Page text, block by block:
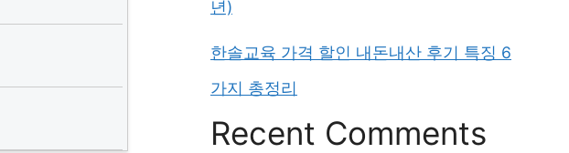
년)
한솔교육 가격 할인 내돈내산 후기 특징 6
가지 총정리
Recent Comments